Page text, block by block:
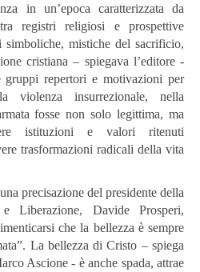
in un’epoca caratterizzata da
registri religiosi e prospettive
simboliche, mistiche del sacrificio,
cristiana – spiegava l’editore -
repertori e motivazioni per
violenza insurrezionale, nella
fosse non solo legittima, ma
istituzioni e valori ritenuti
trasformazioni radicali della vita
precisazione del presidente della
Liberazione, Davide Prosperi,
che la bellezza è sempre
La bellezza di Cristo – spiega
Ascione - è anche spada, attrae